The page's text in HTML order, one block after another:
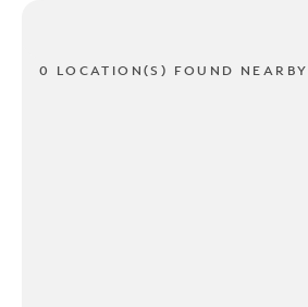
0 LOCATION(S) FOUND NEARBY